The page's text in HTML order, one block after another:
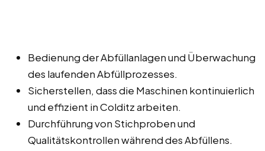
Bedienung der Abfüllanlagen und Überwachung
des laufenden Abfüllprozesses.
Sicherstellen, dass die Maschinen kontinuierlich
und effizient in Colditz arbeiten.
Durchführung von Stichproben und
Qualitätskontrollen während des Abfüllens.